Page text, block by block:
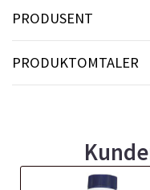
PRODUSENT
PRODUKTOMTALER